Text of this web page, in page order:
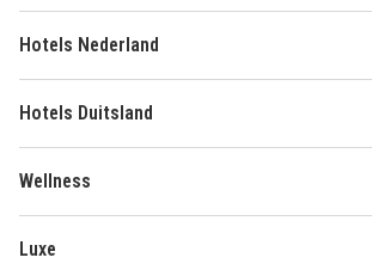
Hotels Nederland
Hotels Duitsland
Wellness
Luxe